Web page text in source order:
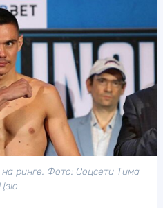
ринге. Фото: Соцсети Тима